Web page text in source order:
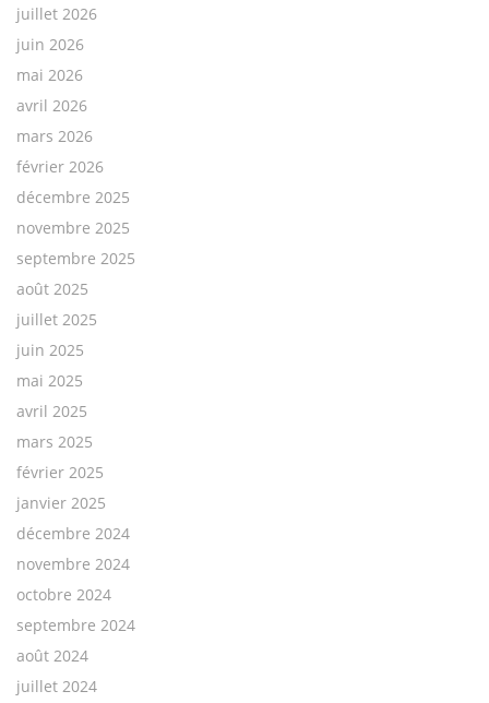
juillet 2026
juin 2026
mai 2026
avril 2026
mars 2026
février 2026
décembre 2025
novembre 2025
septembre 2025
août 2025
juillet 2025
juin 2025
mai 2025
avril 2025
mars 2025
février 2025
janvier 2025
décembre 2024
novembre 2024
octobre 2024
septembre 2024
août 2024
juillet 2024